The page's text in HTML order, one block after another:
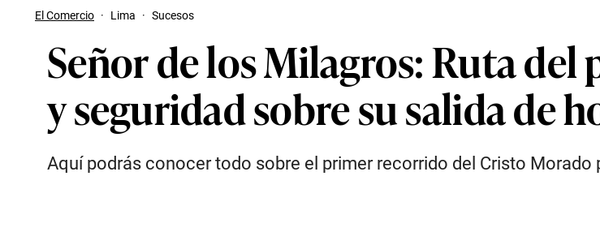
El Comercio · Lima · Sucesos
Señor de los Milagros: Ruta
y seguridad sobre su salida de
Aquí podrás conocer todo sobre el primer recorrido del Cristo Morado